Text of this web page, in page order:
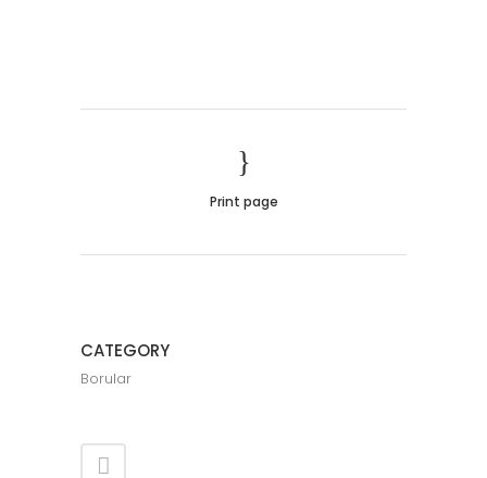
Print page
CATEGORY
Borular